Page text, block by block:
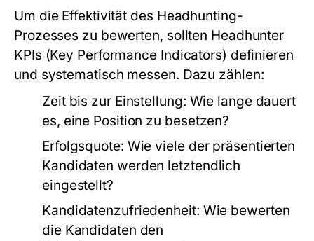
Um die Effektivität des Headhunting-
Prozesses zu bewerten, sollten Headhunter
KPIs (Key Performance Indicators) definieren
und systematisch messen. Dazu zählen:
Zeit bis zur Einstellung: Wie lange dauert
es, eine Position zu besetzen?
Erfolgsquote: Wie viele der präsentierten
Kandidaten werden letztendlich
eingestellt?
Kandidatenzufriedenheit: Wie bewerten
die Kandidaten den